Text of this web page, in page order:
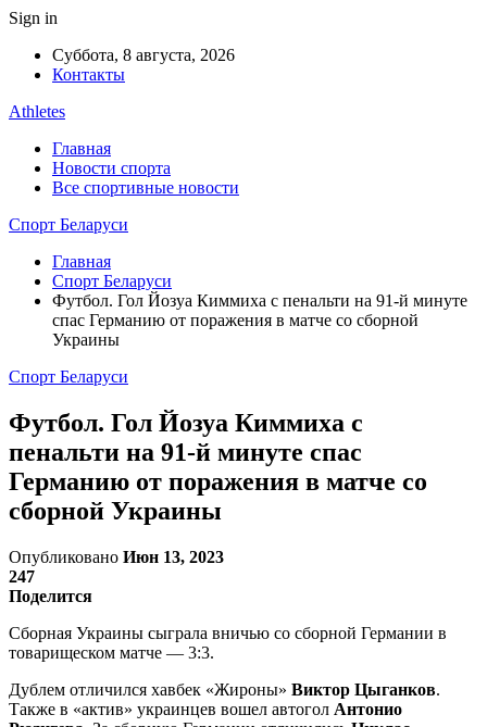
Sign in
Суббота, 8 августа, 2026
Контакты
Athletes
Главная
Новости спорта
Все спортивные новости
Спорт Беларуси
Главная
Спорт Беларуси
Футбол. Гол Йозуа Киммиха с пенальти на 91-й минуте
спас Германию от поражения в матче со сборной
Украины
Спорт Беларуси
Футбол. Гол Йозуа Киммиха с
пенальти на 91-й минуте спас
Германию от поражения в матче со
сборной Украины
Опубликовано Июн 13, 2023
247
Поделится
Сборная Украины сыграла вничью со сборной Германии в
товарищеском матче — 3:3.
Дублем отличился хавбек «Жироны» Виктор Цыганков.
Также в «актив» украинцев вошел автогол Антонио